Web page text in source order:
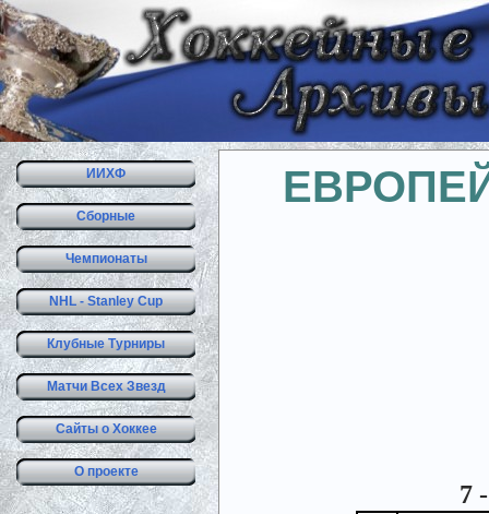
ИИХФ
Сборные
Чемпионаты
NHL - Stanley Cup
Клубные Турниры
Матчи Всех Звезд
Сайты о Хоккее
О проекте
7